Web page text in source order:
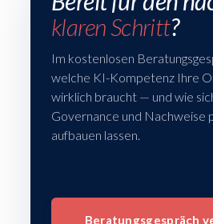
klaren Schritt?
Im kostenlosen
welche KI-Kompetenz Ihre
wirklich braucht — und wie
Governance und Nachweise
aufbauen lassen.
Beratungsgespräch